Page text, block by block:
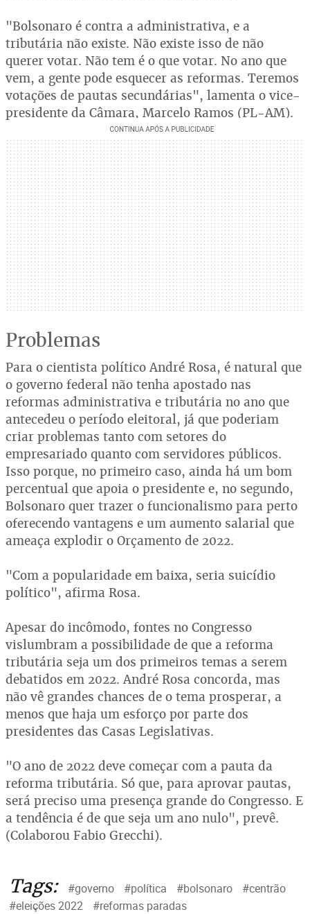
"Bolsonaro é contra a administrativa, e a
tributária não existe. Não existe isso de não
querer votar. Não tem é o que votar. No ano que
vem, a gente pode esquecer as reformas. Teremos
votações de pautas secundárias", lamenta o vice-
presidente da Câmara, Marcelo Ramos (PL-AM).
Problemas
Para o cientista político André Rosa, é natural que
o governo federal não tenha apostado nas
reformas administrativa e tributária no ano que
antecedeu o período eleitoral, já que poderiam
criar problemas tanto com setores do
empresariado quanto com servidores públicos.
Isso porque, no primeiro caso, ainda há um bom
percentual que apoia o presidente e, no segundo,
Bolsonaro quer trazer o funcionalismo para perto
oferecendo vantagens e um aumento salarial que
ameaça explodir o Orçamento de 2022.
"Com a popularidade em baixa, seria suicídio
político", afirma Rosa.
Apesar do incômodo, fontes no Congresso
vislumbram a possibilidade de que a reforma
tributária seja um dos primeiros temas a serem
debatidos em 2022. André Rosa concorda, mas
não vê grandes chances de o tema prosperar, a
menos que haja um esforço por parte dos
presidentes das Casas Legislativas.
"O ano de 2022 deve começar com a pauta da
reforma tributária. Só que, para aprovar pautas,
será preciso uma presença grande do Congresso. E
a tendência é de que seja um ano nulo", prevê.
(Colaborou Fabio Grecchi).
Tags: #governo #política #bolsonaro
#centrão
#eleições 2022
#reformas paradas